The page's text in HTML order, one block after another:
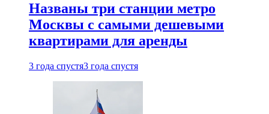
Названы три станции метро
Москвы с самыми дешевыми
квартирами для аренды
3 года спустя3 года спустя